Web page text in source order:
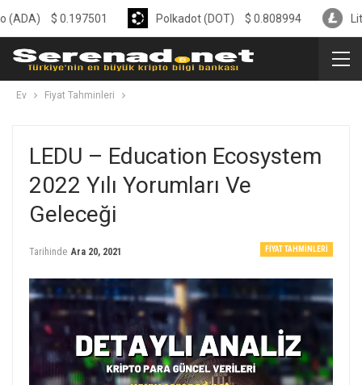
Ev Fiyat Tahminleri
LEDU – Education Ecosystem
2022 Yılı Yorumları Ve
Geleceği
FIYAT TAHMINLERI
Tarihinde Ara 20, 2021
$0.197501 Polkadot (DOT) $0.808994 Litecoin